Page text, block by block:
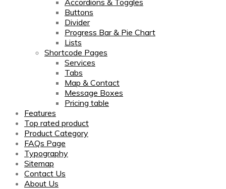
Buttons
Divider
Progress Bar & Pie Chart
Lists
Shortcode Pages
Services
Tabs
Map & Contact
Message Boxes
Pricing table
Features
Top rated product
Product Category
FAQs Page
Typography
Sitemap
Contact Us
About Us